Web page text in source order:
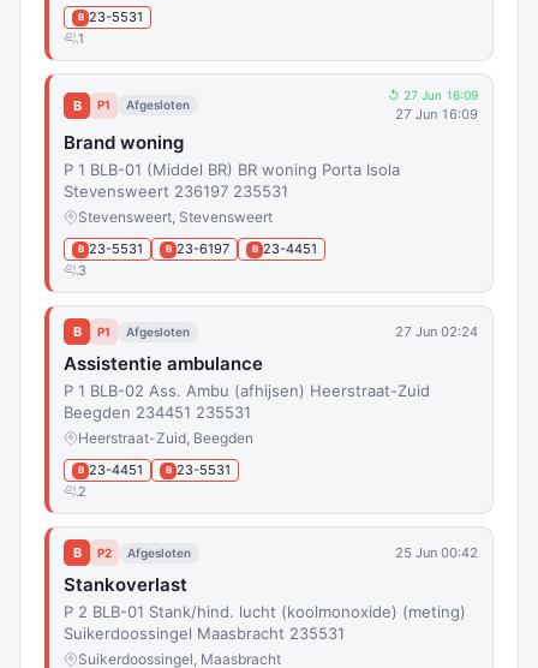
B 23-5531
1
B P1 Afgesloten
↺ 27 Jun 16:09
27 Jun 16:09
Brand woning
P 1 BLB-01 (Middel BR) BR woning Porta Isola
Stevensweert 236197 235531
Stevensweert, Stevensweert
B 23-5531 B 23-6197 B 23-4451
3
B P1 Afgesloten 27 Jun 02:24
Assistentie ambulance
P 1 BLB-02 Ass. Ambu (afhijsen) Heerstraat-Zuid
Beegden 234451 235531
Heerstraat-Zuid, Beegden
B 23-4451 B 23-5531
2
B P2 Afgesloten 25 Jun 00:42
Stankoverlast
P 2 BLB-01 Stank/hind. lucht (koolmonoxide) (meting)
Suikerdoossingel Maasbracht 235531
Suikerdoossingel, Maasbracht